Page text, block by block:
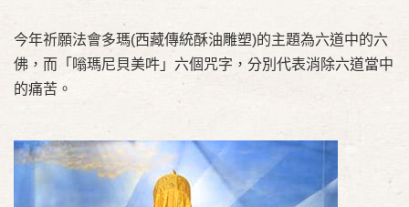
今年祈願法會多瑪(西藏傳統酥油雕塑)的主題為六道中的六
佛，而「嗡瑪尼貝美吽」六個咒字，分別代表消除六道當中
的痛苦。